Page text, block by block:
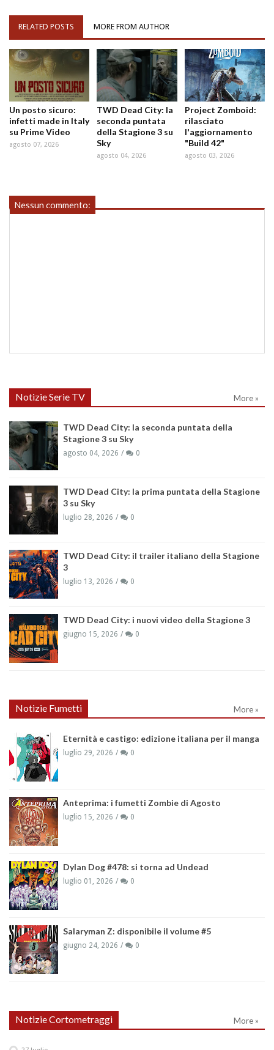
RELATED POSTS MORE FROM AUTHOR
Un posto sicuro:
infetti made in Italy
su Prime Video
agosto 07, 2026
TWD Dead City: la
seconda puntata
della Stagione 3 su
Sky
agosto 04, 2026
Project Zomboid:
rilasciato
l'aggiornamento
"Build 42"
agosto 03, 2026
Nessun commento:
Notizie Serie TV More »
TWD Dead City: la seconda puntata della
Stagione 3 su Sky
agosto 04, 2026 0
TWD Dead City: la prima puntata della Stagione
3 su Sky
luglio 28, 2026 0
TWD Dead City: il trailer italiano della Stagione
3
luglio 13, 2026 0
TWD Dead City: i nuovi video della Stagione 3
giugno 15, 2026 0
Notizie Fumetti More »
Eternità e castigo: edizione italiana per il manga
luglio 29, 2026 0
Anteprima: i fumetti Zombie di Agosto
luglio 15, 2026 0
Dylan Dog #478: si torna ad Undead
luglio 01, 2026 0
Salaryman Z: disponibile il volume #5
giugno 24, 2026 0
Notizie Cortometraggi More »